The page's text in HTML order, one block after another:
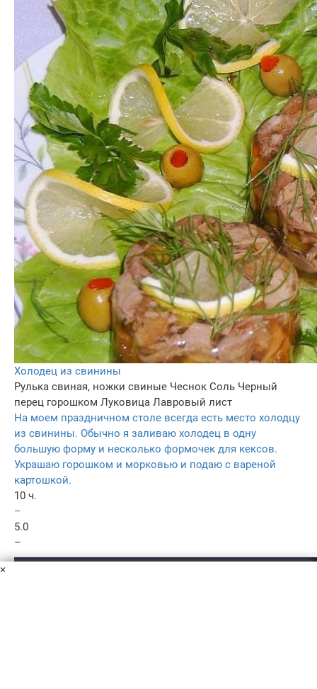
Холодец из свинины
Рулька свиная, ножки свиные Чеснок Соль Черный
перец горошком Луковица Лавровый лист
На моем праздничном столе всегда есть место холодцу
из свинины. Обычно я заливаю холодец в одну
большую форму и несколько формочек для кексов.
Украшаю горошком и морковью и подаю с вареной
картошкой.
10 ч.
–
5.0
–
×